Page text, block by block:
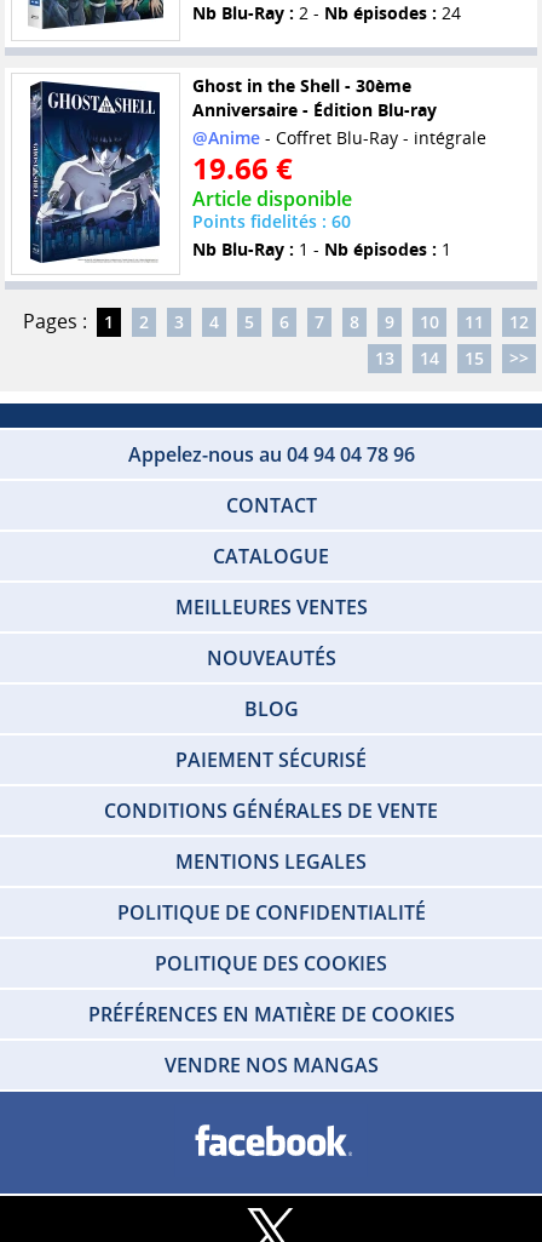
Nb Blu-Ray : 2 - Nb épisodes : 24
Ghost in the Shell - 30ème
Anniversaire - Édition Blu-ray
@Anime- Coffret Blu-Ray - intégrale
19.66 €
Article disponible
Points fidelités : 60
Nb Blu-Ray : 1 - Nb épisodes : 1
Pages : 1 2 3 4 5 6 7 8 9 10 11
12
13
14 15 >>
Appelez-nous au 04 94 04 78 96
CONTACT
CATALOGUE
MEILLEURES VENTES
NOUVEAUTÉS
BLOG
PAIEMENT SÉCURISÉ
CONDITIONS GÉNÉRALES DE VENTE
MENTIONS LEGALES
POLITIQUE DE CONFIDENTIALITÉ
POLITIQUE DES COOKIES
PRÉFÉRENCES EN MATIÈRE DE COOKIES
VENDRE NOS MANGAS